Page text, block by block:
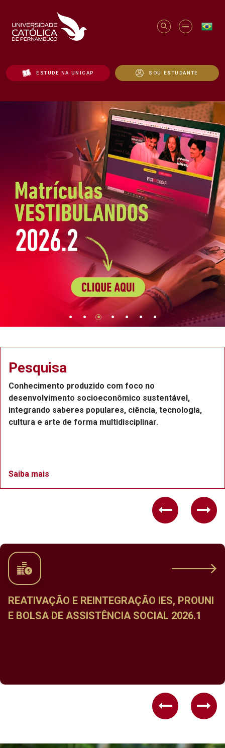
ESTUDE NA UNICAP SOU ESTUDANTE
Pesquisa
Conhecimento produzido com foco no
desenvolvimento socioeconômico sustentável,
integrando saberes populares, ciência, tecnologia,
cultura e arte de forma multidisciplinar.
Saiba mais
Previous
REATIVAÇÃO E REINTEGRAÇÃO IES, PROUNI
E BOLSA DE ASSISTÊNCIA SOCIAL 2026.1
Previous